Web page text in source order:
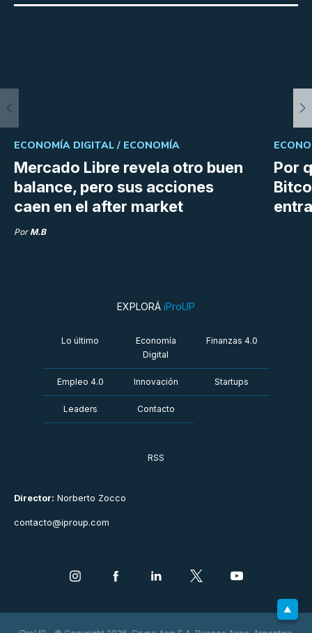
Mercado Libre revela otro buen
balance, pero sus acciones
caen en el after market
ECONOMÍA DIGITAL / ECONOMÍA
Por M.B
Por
Director: Norberto Zocco
contacto@iproup.com
EXPLORÁ iProUP
Lo último
Economía
Digital
Finanzas 4.0
Empleo 4.0 Innovación Startups
Leaders Contacto
RSS